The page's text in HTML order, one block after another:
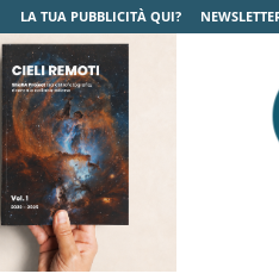
LA TUA PUBBLICITÀ QUI?